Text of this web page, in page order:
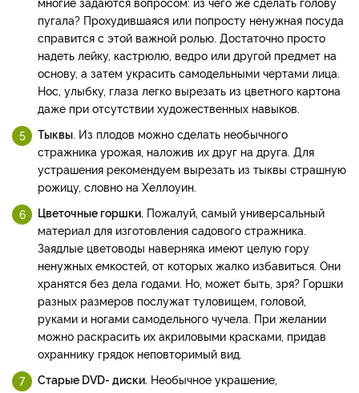
пугала? Прохудившаяся или попросту ненужная посуда
справится с этой важной ролью. Достаточно просто
надеть лейку, кастрюлю, ведро или другой предмет на
основу, а затем украсить самодельными чертами лица.
Нос, улыбку, глаза легко вырезать из цветного картона
даже при отсутствии художественных навыков.
Тыквы. Из плодов можно сделать необычного
стражника урожая, наложив их друг на друга. Для
устрашения рекомендуем вырезать из тыквы страшную
рожицу, словно на Хеллоуин.
Цветочные горшки. Пожалуй, самый универсальный
материал для изготовления садового стражника.
Заядлые цветоводы наверняка имеют целую гору
ненужных емкостей, от которых жалко избавиться. Они
хранятся без дела годами. Но, может быть, зря? Горшки
разных размеров послужат туловищем, головой,
руками и ногами самодельного чучела. При желании
можно раскрасить их акриловыми красками, придав
охраннику грядок неповторимый вид.
Старые DVD- диски. Необычное украшение,